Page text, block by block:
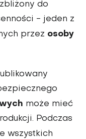
do
- jeden z
przez osoby
może mieć
Podczas
wszystkich